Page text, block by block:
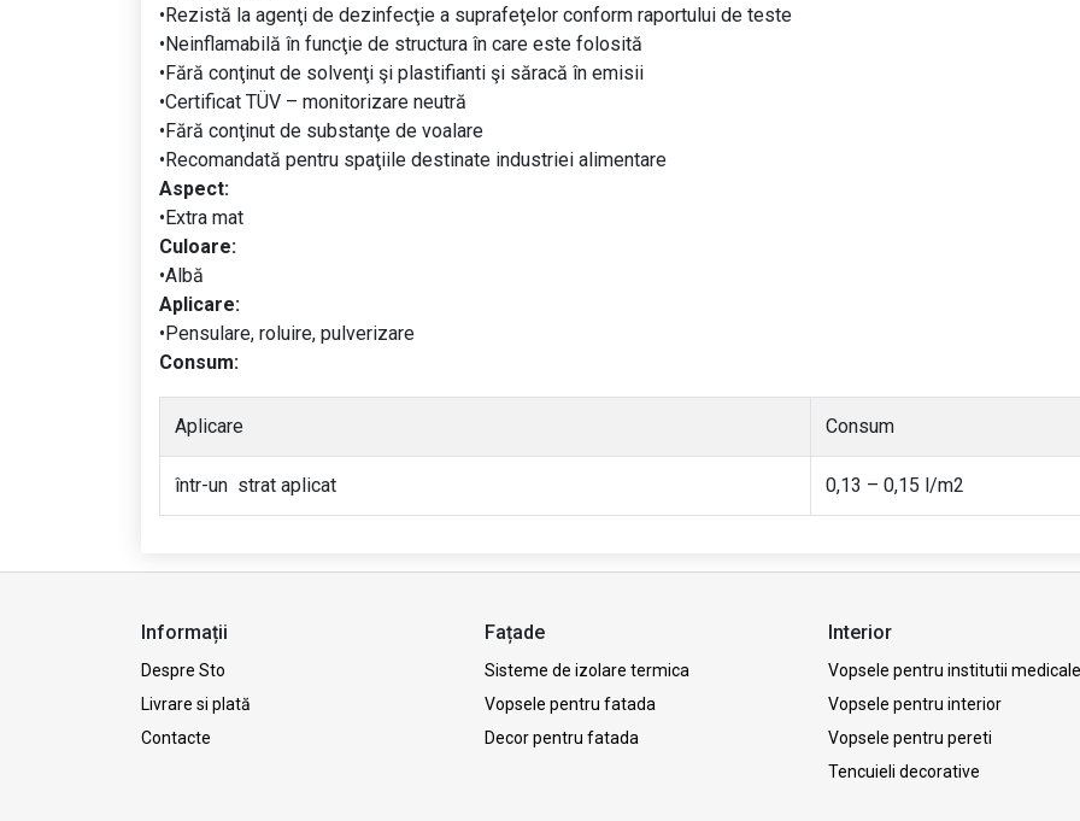
•Rezistă la agenţi de dezinfecţie a suprafeţelor conform raportului de teste
•Neinflamabilă în funcţie de structura în care este folosită
•Fără conţinut de solvenţi şi plastifianti şi săracă în emisii
•Certificat TÜV – monitorizare neutră
•Fără conţinut de substanţe de voalare
•Recomandată pentru spaţiile destinate industriei alimentare
Aspect:
•Extra mat
Culoare:
•Albă
Aplicare:
•Pensulare, roluire, pulverizare
Consum:
Aplicare Consum
într-un strat aplicat 0,13 – 0,15 l/m2
Informații
Despre Sto
Livrare si plată
Contacte
Fațade
Sisteme de izolare termica
Vopsele pentru fatada
Decor pentru fatada
Interior
Vopsele pentru institutii medicale
Vopsele pentru interior
Vopsele pentru pereti
Tencuieli decorative